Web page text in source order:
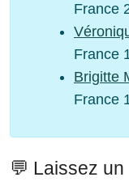
France
France
Brigitte
France
💬 Laissez